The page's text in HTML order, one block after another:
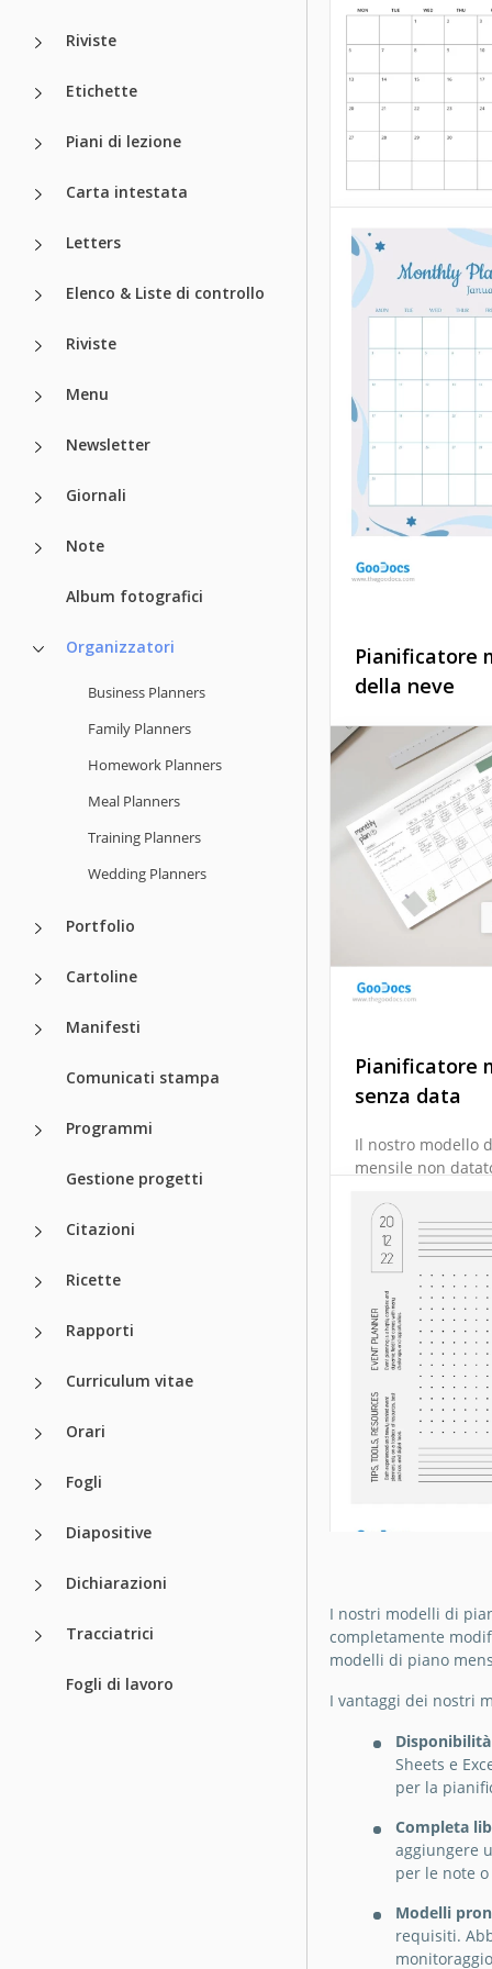
Riviste
Etichette
Piani di lezione
Carta intestata
Letters
Elenco & Liste di controllo
Riviste
Menu
Newsletter
Giornali
Note
Album fotografici
Organizzatori
Business Planners
Family Planners
Homework Planners
Meal Planners
Training Planners
Wedding Planners
Portfolio
Cartoline
Manifesti
Comunicati stampa
Programmi
Gestione progetti
Citazioni
Ricette
Rapporti
Curriculum vitae
Orari
Fogli
Diapositive
Dichiarazioni
Tracciatrici
Fogli di lavoro
Modello
stampabile
obiettivi
Google Docs
Pianificatore
della neve
Sicuramente hai
un planner
speciale per
puoi vedere un
sorprendente
modello di
con fiocchi di neve
ricorderà il
tempo fuori.
Google Slides
Pianificatore
senza data
Il nostro modello
mensile non
organizzati e avere
successo nella vita
personale e
Google Docs
Pianificatore
moderno
Hai bisogno di un
Google Slides
I nostri modelli di
completamente
modelli di piano
I vantaggi dei nostri
Sheets e
per la
Completa
aggiungere
per le note
Modelli
requisiti.